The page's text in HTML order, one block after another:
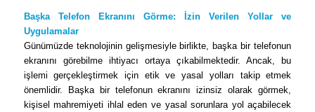
Başka Telefon Ekranını Görme: İzin Verilen Yollar ve
Uygulamalar
Günümüzde teknolojinin gelişmesiyle birlikte, başka bir telefonun
ekranını görebilme ihtiyacı ortaya çıkabilmektedir. Ancak, bu
işlemi gerçekleştirmek için etik ve yasal yolları takip etmek
önemlidir. Başka bir telefonun ekranını izinsiz olarak görmek,
kişisel mahremiyeti ihlal eden ve yasal sorunlara yol açabilecek